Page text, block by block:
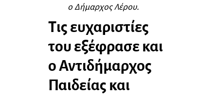
ο Δήμαρχος Λέρου.
Τις ευχαριστίες
του εξέφρασε και
ο Αντιδήμαρχος
Παιδείας και